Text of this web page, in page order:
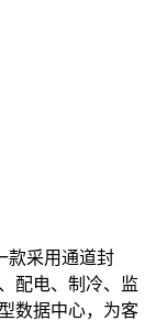
款采用通道封
配电、制冷、监
数据中心，为客